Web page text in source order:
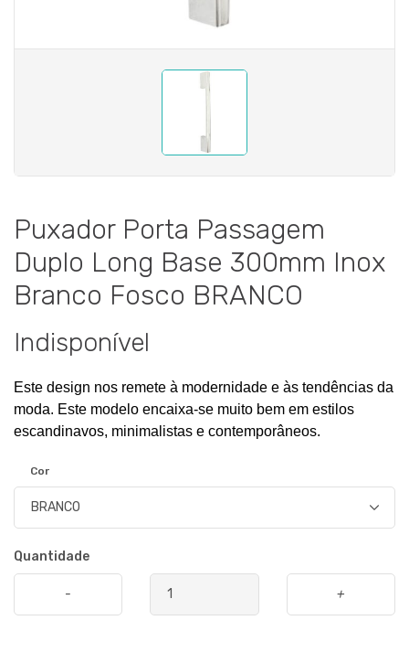
Puxador Porta Passagem
Duplo Long Base 300mm Inox
Branco Fosco BRANCO
Indisponível
Este design nos remete à modernidade e às tendências da
moda. Este modelo encaixa-se muito bem em estilos
escandinavos, minimalistas e contemporâneos.
Cor
Quantidade
- +